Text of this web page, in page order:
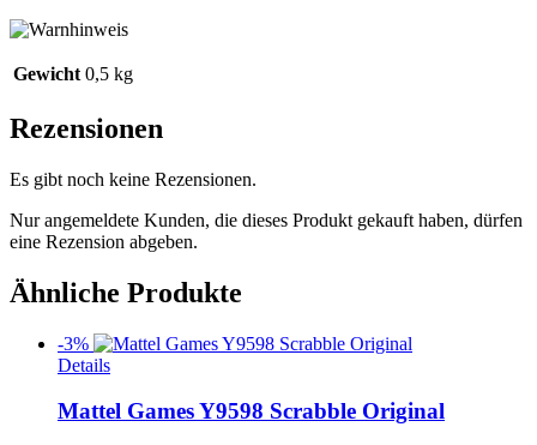
Gewicht 0,5 kg
Rezensionen
Es gibt noch keine Rezensionen.
Nur angemeldete Kunden, die dieses Produkt gekauft haben, dürfen
eine Rezension abgeben.
Ähnliche Produkte
-3%
Details
Mattel Games Y9598 Scrabble Original